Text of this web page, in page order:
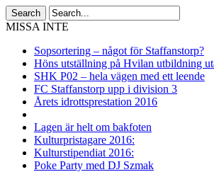
MISSA INTE
Sopsortering – något för Staffanstorp?
Höns utställning på Hvilan utbildning
SHK P02 – hela vägen med ett leende
FC Staffanstorp upp i division 3
Årets idrottsprestation 2016
Lagen är helt om bakfoten
Kulturpristagare 2016:
Kulturstipendiat 2016:
Poke Party med DJ Szmak